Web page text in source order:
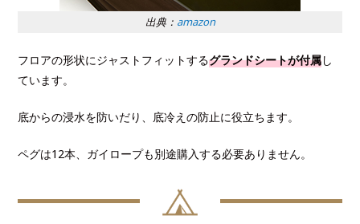
出典： amazon
フロアの形状にジャストフィットするグランドシートが付属し
ています。
底からの浸水を防いだり、底冷えの防止に役立ちます。
ペグは12本、ガイロープも別途購入する必要ありません。